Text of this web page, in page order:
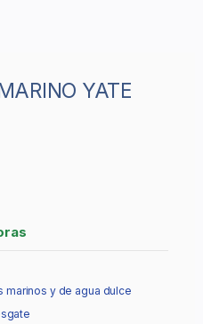
marinos y de agua dulce